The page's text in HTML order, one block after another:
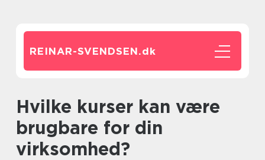
REINAR-SVENDSEN.dk
Hvilke kurser kan være
brugbare for din
virksomhed?